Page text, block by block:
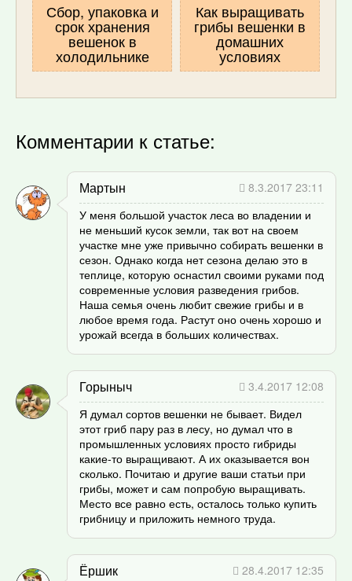
Сбор, упаковка и
срок хранения
вешенок в
холодильнике
Как выращивать
грибы вешенки в
домашних
условиях
Комментарии к статье:
Мартын
8.3.2017 23:11
У меня большой участок леса во владении и
не меньший кусок земли, так вот на своем
участке мне уже привычно собирать вешенки в
сезон. Однако когда нет сезона делаю это в
теплице, которую оснастил своими руками под
современные условия разведения грибов.
Наша семья очень любит свежие грибы и в
любое время года. Растут оно очень хорошо и
урожай всегда в больших количествах.
Горыныч
3.4.2017 12:08
Я думал сортов вешенки не бывает. Видел
этот гриб пару раз в лесу, но думал что в
промышленных условиях просто гибриды
какие-то выращивают. А их оказывается вон
сколько. Почитаю и другие ваши статьи при
грибы, может и сам попробую выращивать.
Место все равно есть, осталось только купить
грибницу и приложить немного труда.
Ёршик
28.4.2017 12:35